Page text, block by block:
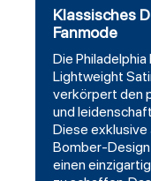
Klassisches
Fanmode
Die
Lightweight
verkörpert den
und
Diese
Bomber-
einen